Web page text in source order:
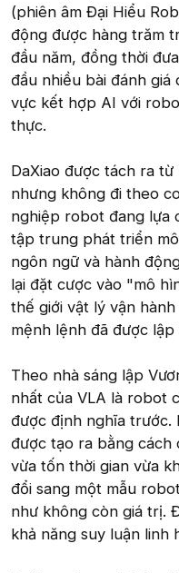
(phiên âm Đại Hiểu
động được hàng trăm
đầu năm, đồng thời
đầu nhiều bài đánh
vực kết hợp AI với
thực.
DaXiao được tách ra
nhưng không đi theo
nghiệp robot đang lựa
tập trung phát triển
ngôn ngữ và hành
lại đặt cược vào "mô
thế giới vật lý vận
mệnh lệnh đã được lập
Theo nhà sáng lập
nhất của VLA là robot
được định nghĩa trước.
được tạo ra bằng cách
vừa tốn thời gian vừa
đổi sang một mẫu
như không còn giá trị.
khả năng suy luận linh